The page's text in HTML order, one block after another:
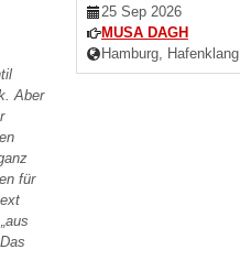
Aber
für
25 Sep 2026
MUSA DAGH
Hamburg, Hafenklang